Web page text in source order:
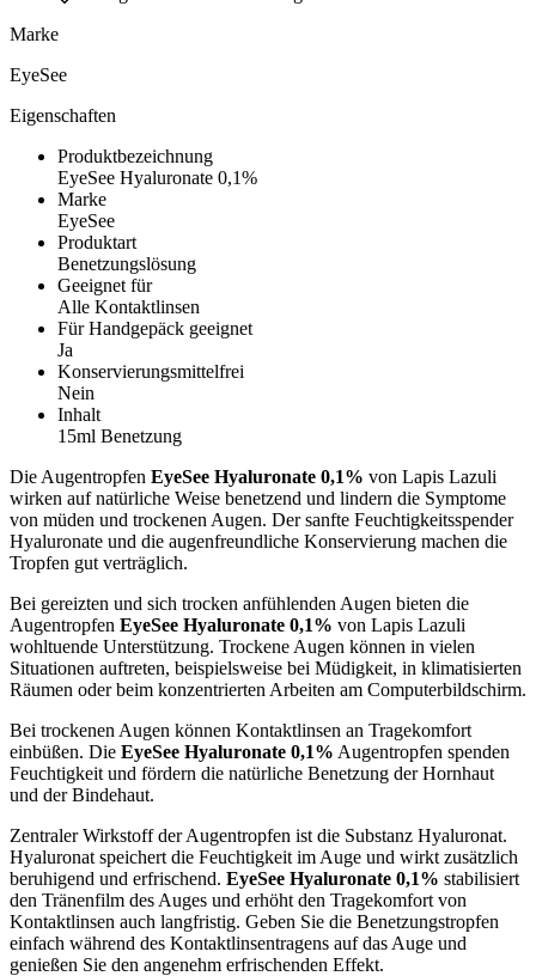
Marke
EyeSee
Eigenschaften
Produktbezeichnung
EyeSee Hyaluronate 0,1%
Marke
EyeSee
Produktart
Benetzungslösung
Geeignet für
Alle Kontaktlinsen
Für Handgepäck geeignet
Ja
Konservierungsmittelfrei
Nein
Inhalt
15ml Benetzung
Die Augentropfen EyeSee Hyaluronate 0,1% von Lapis Lazuli
wirken auf natürliche Weise benetzend und lindern die Symptome
von müden und trockenen Augen. Der sanfte Feuchtigkeitsspender
Hyaluronate und die augenfreundliche Konservierung machen die
Tropfen gut verträglich.
Bei gereizten und sich trocken anfühlenden Augen bieten die
Augentropfen EyeSee Hyaluronate 0,1% von Lapis Lazuli
wohltuende Unterstützung. Trockene Augen können in vielen
Situationen auftreten, beispielsweise bei Müdigkeit, in klimatisierten
Räumen oder beim konzentrierten Arbeiten am Computerbildschirm.
Bei trockenen Augen können Kontaktlinsen an Tragekomfort
einbüßen. Die EyeSee Hyaluronate 0,1% Augentropfen spenden
Feuchtigkeit und fördern die natürliche Benetzung der Hornhaut
und der Bindehaut.
Zentraler Wirkstoff der Augentropfen ist die Substanz Hyaluronat.
Hyaluronat speichert die Feuchtigkeit im Auge und wirkt zusätzlich
beruhigend und erfrischend. EyeSee Hyaluronate 0,1% stabilisiert
den Tränenfilm des Auges und erhöht den Tragekomfort von
Kontaktlinsen auch langfristig. Geben Sie die Benetzungstropfen
einfach während des Kontaktlinsentragens auf das Auge und
genießen Sie den angenehm erfrischenden Effekt.